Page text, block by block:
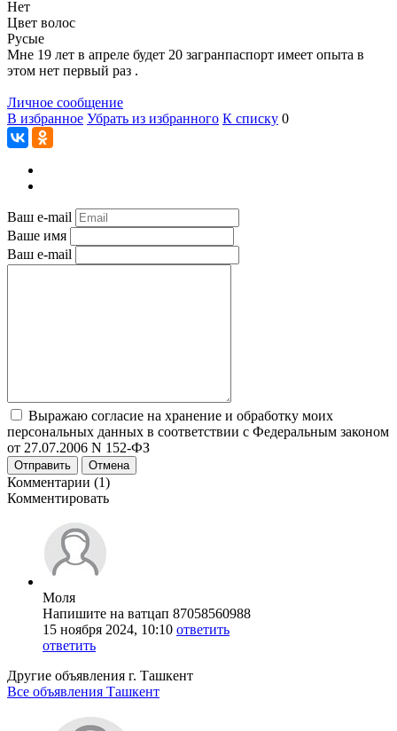
Нет
Цвет волос
Русые
Мне 19 лет в апреле будет 20 загранпаспорт имеет опыта в
этом нет первый раз .
Личное сообщение
В избранное Убрать из избранного К списку 0
Ваш e-mail
Ваше имя
Ваш e-mail
Выражаю согласие на хранение и обработку моих
персональных данных в соответствии с Федеральным законом
от 27.07.2006 N 152-ФЗ
Отправить Отмена
Комментарии (1)
Комментировать
Моля
Напишите на ватцап 87058560988
15 ноября 2024, 10:10 ответить
ответить
Другие объявления г. Ташкент
Все объявления Ташкент